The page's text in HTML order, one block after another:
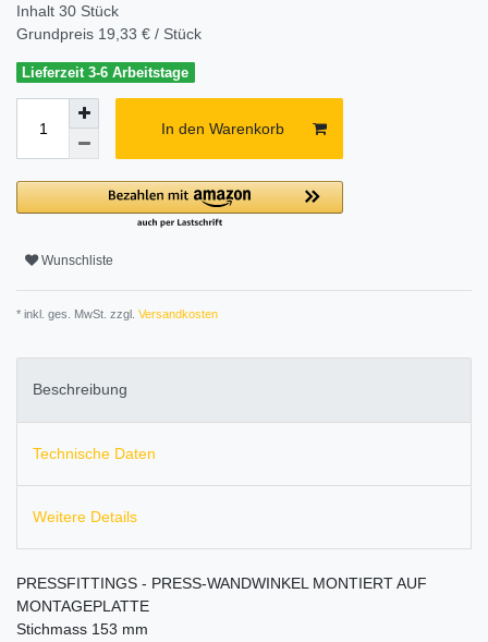
Inhalt 30 Stück
Grundpreis 19,33 € / Stück
Lieferzeit 3-6 Arbeitstage
In den Warenkorb
Wunschliste
* inkl. ges. MwSt. zzgl. Versandkosten
Beschreibung
Technische Daten
Weitere Details
PRESSFITTINGS - PRESS-WANDWINKEL MONTIERT AUF
MONTAGEPLATTE
Stichmass 153 mm